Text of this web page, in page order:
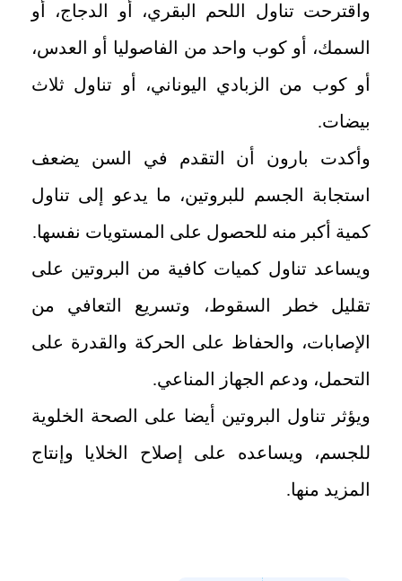
واقترحت تناول اللحم البقري، أو الدجاج، أو
السمك، أو كوب واحد من الفاصوليا أو العدس،
أو كوب من الزبادي اليوناني، أو تناول ثلاث
بيضات.
وأكدت بارون أن التقدم في السن يضعف
استجابة الجسم للبروتين، ما يدعو إلى تناول
كمية أكبر منه للحصول على المستويات نفسها.
ويساعد تناول كميات كافية من البروتين على
تقليل خطر السقوط، وتسريع التعافي من
الإصابات، والحفاظ على الحركة والقدرة على
التحمل، ودعم الجهاز المناعي.
ويؤثر تناول البروتين أيضا على الصحة الخلوية
للجسم، ويساعده على إصلاح الخلايا وإنتاج
المزيد منها.